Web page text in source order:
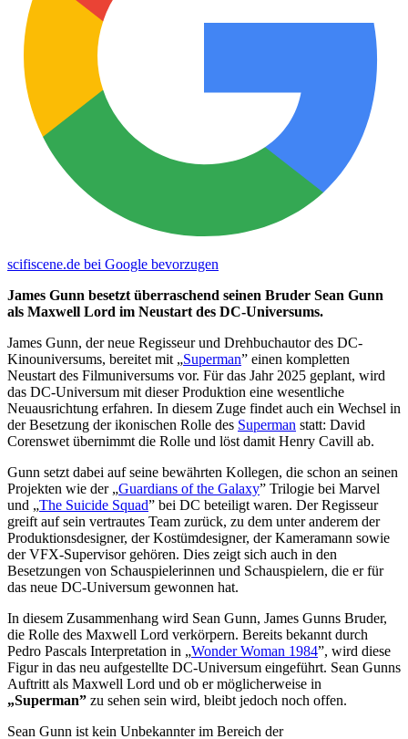
scifiscene.de bei Google bevorzugen
James Gunn besetzt überraschend seinen Bruder Sean Gunn
als Maxwell Lord im Neustart des DC-Universums.
James Gunn, der neue Regisseur und Drehbuchautor des DC-
Kinouniversums, bereitet mit „Superman” einen kompletten
Neustart des Filmuniversums vor. Für das Jahr 2025 geplant, wird
das DC-Universum mit dieser Produktion eine wesentliche
Neuausrichtung erfahren. In diesem Zuge findet auch ein Wechsel in
der Besetzung der ikonischen Rolle des Superman statt: David
Corenswet übernimmt die Rolle und löst damit Henry Cavill ab.
Gunn setzt dabei auf seine bewährten Kollegen, die schon an seinen
Projekten wie der „Guardians of the Galaxy” Trilogie bei Marvel
und „The Suicide Squad” bei DC beteiligt waren. Der Regisseur
greift auf sein vertrautes Team zurück, zu dem unter anderem der
Produktionsdesigner, der Kostümdesigner, der Kameramann sowie
der VFX-Supervisor gehören. Dies zeigt sich auch in den
Besetzungen von Schauspielerinnen und Schauspielern, die er für
das neue DC-Universum gewonnen hat.
In diesem Zusammenhang wird Sean Gunn, James Gunns Bruder,
die Rolle des Maxwell Lord verkörpern. Bereits bekannt durch
Pedro Pascals Interpretation in „Wonder Woman 1984”, wird diese
Figur in das neu aufgestellte DC-Universum eingeführt. Sean Gunns
Auftritt als Maxwell Lord und ob er möglicherweise in
„Superman” zu sehen sein wird, bleibt jedoch noch offen.
Sean Gunn ist kein Unbekannter im Bereich der